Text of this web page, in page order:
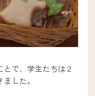
で、学生たちは２
した。